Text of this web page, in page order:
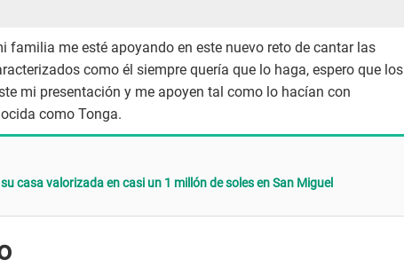
familia me esté apoyando en este nuevo reto de cantar las
como él siempre quería que lo haga, espero que los
mi presentación y me apoyen tal como lo hacían con
como Tonga.
casa valorizada en casi un 1 millón de soles en San Miguel